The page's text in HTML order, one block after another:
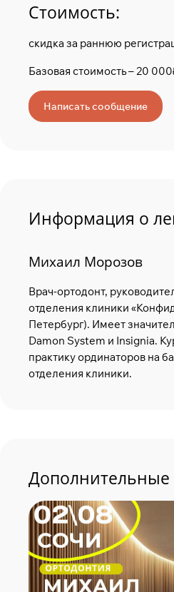
Стоимость:
скидка за раннюю
Базовая стоимость – 20
Написать сообщение
Информация о
Михаил Морозов
Врач-ортодонт,
отделения клиники
Петербург). Имеет
Damon System и Insignia.
практику ординаторов на
отделения клиники.